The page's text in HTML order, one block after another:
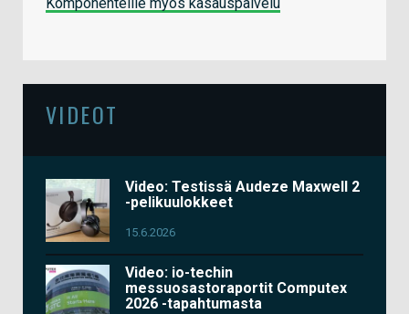
VIDEOT
Video: Testissä Audeze Maxwell 2
-pelikuulokkeet
15.6.2026
Video: io-techin
messuosastoraportit Computex
2026 -tapahtumasta